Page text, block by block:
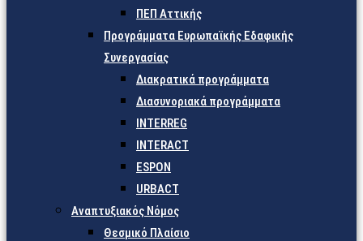
ΠΕΠ Αττικής
Προγράμματα Ευρωπαϊκής Εδαφικής
Συνεργασίας
Διακρατικά προγράμματα
Διασυνοριακά προγράμματα
INTERREG
INTERACT
ESPON
URBACT
Αναπτυξιακός Νόμος
Θεσμικό Πλαίσιο